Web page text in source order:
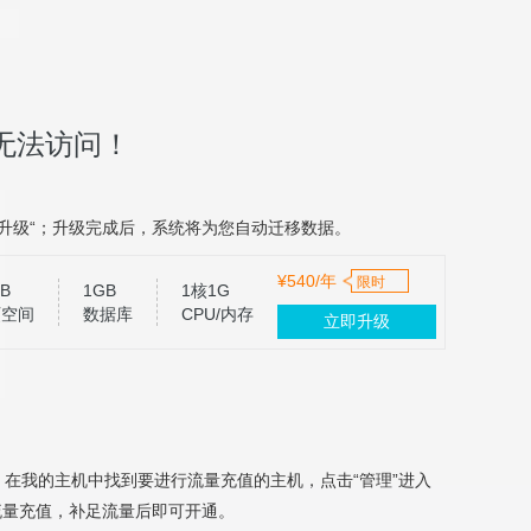
访问！
“；升级完成后，系统将为您自动迁移数据。
间
1GB
数据库
1核1G
CPU/内存
¥540/年 限时
立即升级
在我的主机中找到要进行流量充值的主机，点击“管理”进入
充值，补足流量后即可开通。